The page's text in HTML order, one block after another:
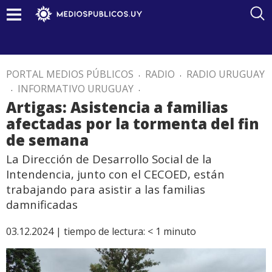
PORTAL MEDIOS PÚBLICOS . RADIO . RADIO URUGUAY
. INFORMATIVO URUGUAY .
Artigas: Asistencia a familias
afectadas por la tormenta del fin
de semana
La Dirección de Desarrollo Social de la
Intendencia, junto con el CECOED, están
trabajando para asistir a las familias
damnificadas
03.12.2024 | tiempo de lectura: < 1 minuto